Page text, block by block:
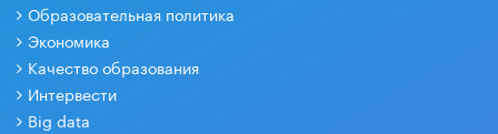
Образовательная политика
Экономика
Качество образования
Интервести
Big data